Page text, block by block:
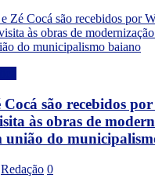
são recebidos
às obras de
união do
Redação 0